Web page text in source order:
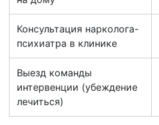
Консультация нарколога-
психиатра в клинике
Выезд команды
интервенции (убеждение
лечиться)